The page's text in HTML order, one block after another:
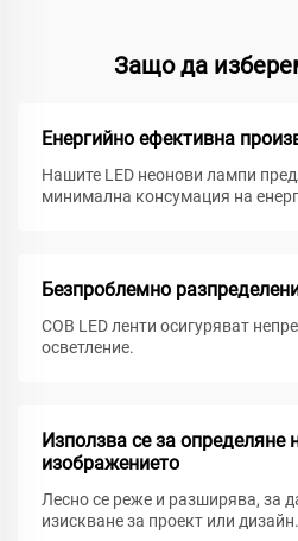
Защо да
Енергийно ефективна
Нашите LED неонови лампи
минимална консумация на
Безпроблемно
COB LED ленти осигуряват
осветление.
Използва се за
изображението
Лесно се реже и разширява, за
изискване за проект или дизайн.